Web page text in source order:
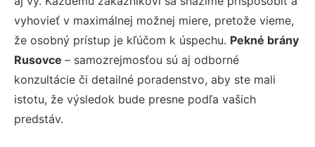
vyhovieť v maximálnej možnej miere, pretože vieme,
že osobný prístup je kľúčom k úspechu. Pekné brány
Rusovce – samozrejmosťou sú aj odborné
konzultácie či detailné poradenstvo, aby ste mali
istotu, že výsledok bude presne podľa vašich
predstáv.